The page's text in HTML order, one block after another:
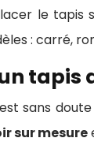
le tapis
: carré,
tapis
sans
sur mesure